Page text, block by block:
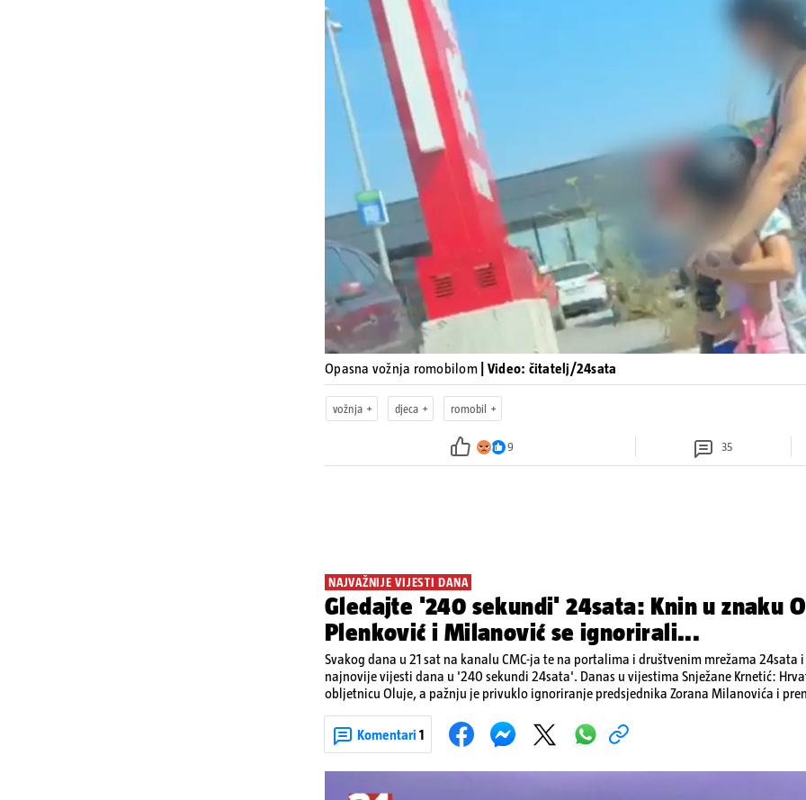
Pokretanje videa...
Opasna vožnja romobilom | Video: čitatelj/24sata
vožnja djeca romobil
9 35
NAJVAŽNIJE VIJESTI DANA
Gledajte '240 sekundi' 24sata: Knin u znaku
Plenković i Milanović se ignorirali...
Svakog dana u 21 sat na kanalu CMC-ja te na portalima i društvenim mrežama 24sata
najnovije vijesti dana u '240 sekundi 24sata'. Danas u vijestima Snježane Krnetić:
obljetnicu Oluje, a pažnju je privuklo ignoriranje predsjednika Zorana Milanovića i
upozorenjima nakon nove tragedije na električnom romobilu te smanjenju
Krško.
Komentari 1